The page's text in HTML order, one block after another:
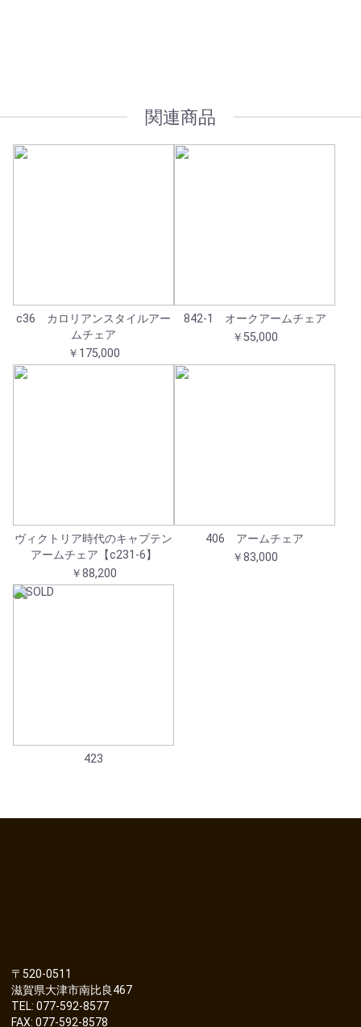
関連商品
c36 カロリアンスタイルアー
ムチェア
￥175,000
842-1 オークアームチェア
￥55,000
ヴィクトリア時代のキャプテン
アームチェア【c231-6】
￥88,200
406 アームチェア
￥83,000
423
〒520-0511
滋賀県大津市南比良467
TEL: 077-592-8577
FAX: 077-592-8578